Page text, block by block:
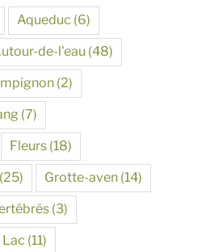
Aqueduc (6)
de-l'eau (48)
(2)
(7)
Fleurs (18)
(25) Grotte-aven (14)
(3)
Lac (11)